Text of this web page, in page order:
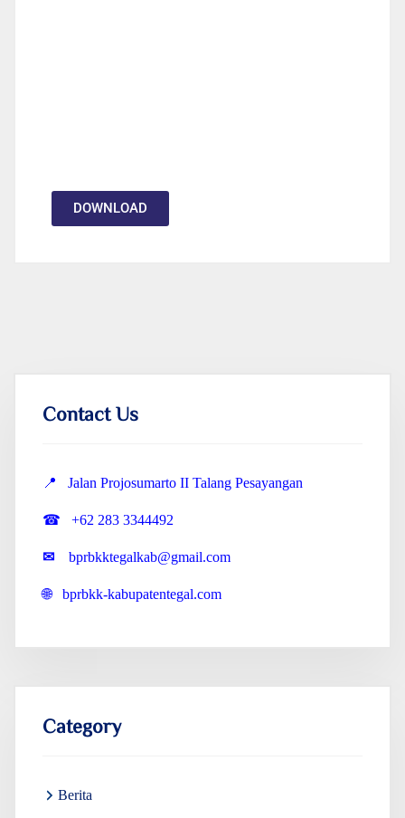
DOWNLOAD
Contact Us
📍 Jalan Projosumarto II Talang Pesayangan
☎ +62 283 3344492
✉ bprbkktegalkab@gmail.com
🌐 bprbkk-kabupatentegal.com
Category
Berita